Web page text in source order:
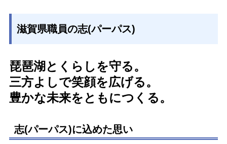
滋賀県職員の志(パーパス)
琵琶湖とくらしを守る。
三方よしで笑顔を広げる。
豊かな未来をともにつくる。
志(パーパス)に込めた思い